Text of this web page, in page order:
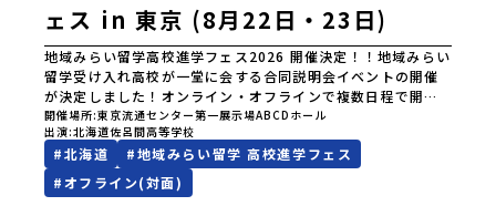
ェス in 東京 (8月22日・23日)
地域みらい留学高校進学フェス2026 開催決定！！地域みらい
留学受け入れ高校が一堂に会する合同説明会イベントの開催
が決定しました！オンライン・オフラインで複数日程で開催
いたしますので、奮ってご参加ください。皆様にお会いでき
ますことを楽しみにしております。ページ下の「申し込む」
ボタンより事前予約をお願いいたします。\ 地域みらい留学高
校進学フェス in 東京 (8月22日・23日)/日時2026年8月22日
(土)11:00-17:00 8月23日(日)10:30-15:00場所東京
開催場所 東京流通センター第一展示場ABCDホール
出演 北海道佐呂間高等学校
#北海道 #地域みらい留学 高校進学フェス
#オフライン(対面)